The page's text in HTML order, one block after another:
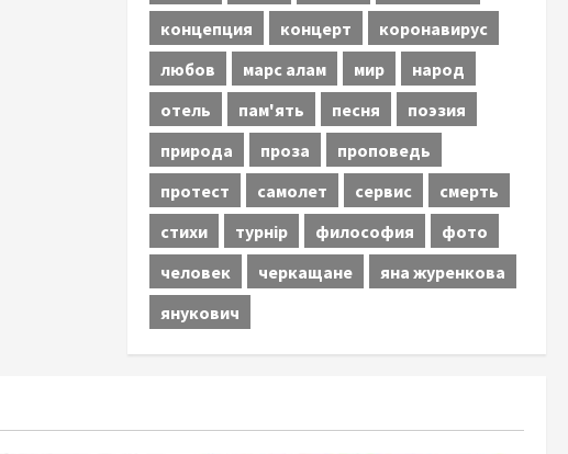
концепция
концерт
коронавирус
любов
марс алам мир
народ
отель
пам'ять песня
поэзия
природа
проза
проповедь
протест
самолет сервис
смерть
стихи
турнір философия
фото
человек
черкащане
яна журенкова
янукович